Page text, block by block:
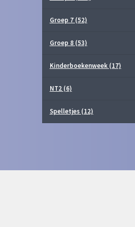
Groep 7 (52)
Groep 8 (53)
Kinderboekenweek (17)
NT2 (6)
Spelletjes (12)